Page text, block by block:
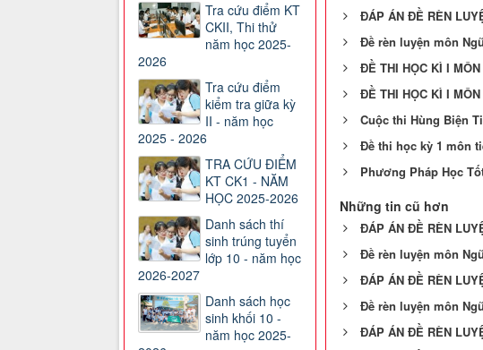
ĐÁP ÁN ĐỀ RÈN
Đề rèn luyện môn
ĐỀ THI HỌC KÌ I
ĐỀ THI HỌC KÌ I
Cuộc thi Hùng Biện
Đề thi học kỳ 1 môn
Phương Pháp Học
Những tin cũ hơn
ĐÁP ÁN ĐỀ RÈN
Đề rèn luyện môn
ĐÁP ÁN ĐỀ RÈN
Đề rèn luyện môn
ĐÁP ÁN ĐỀ RÈN
Tra cứu điểm KT
CKII, Thi thử
năm học 2025-
2026
Tra cứu điểm
kiểm tra giữa kỳ
II - năm học
2025 - 2026
TRA CỨU ĐIỂM
KT CK1 - NĂM
HỌC 2025-2026
Danh sách thí
sinh trúng tuyển
lớp 10 - năm học
2026-2027
Danh sách học
sinh khối 10 -
năm học 2025-